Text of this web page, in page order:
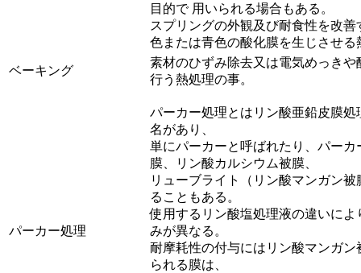
目的で 用いられる場合もある。
スプリングの外観及び耐食性を改
色または青色の酸化膜を生じさせ
ベーキング
素材のひずみ除去又は電気めっき
行う熱処理の事。
パーカー処理
パーカー処理とはリン酸亜鉛皮膜
名があり、
単にパーカーと呼ばれたり、パー
膜、リン酸カルシウム被膜、
リューブライト（リン酸マンガン
ることもある。
使用するリン酸塩処理液の違いに
みが異なる。
耐摩耗性の付与にはリン酸マンガ
られる膜は、